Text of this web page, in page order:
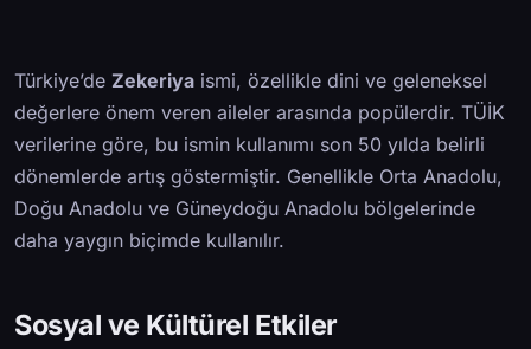
Türkiye’de Zekeriya ismi, özellikle dini ve geleneksel
değerlere önem veren aileler arasında popülerdir. TÜİK
verilerine göre, bu ismin kullanımı son 50 yılda belirli
dönemlerde artış göstermiştir. Genellikle Orta Anadolu,
Doğu Anadolu ve Güneydoğu Anadolu bölgelerinde
daha yaygın biçimde kullanılır.
Sosyal ve Kültürel Etkiler